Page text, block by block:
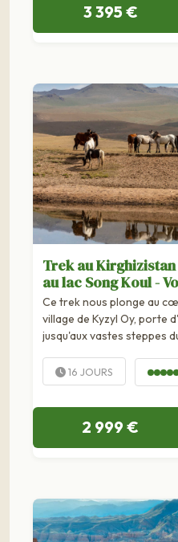
3 395 €
Trek au
au lac Song Koul -
Ce trek nous plonge au
village de Kyzyl Oy, porte
jusqu'aux vastes steppes
16 JOURS
2 999 €